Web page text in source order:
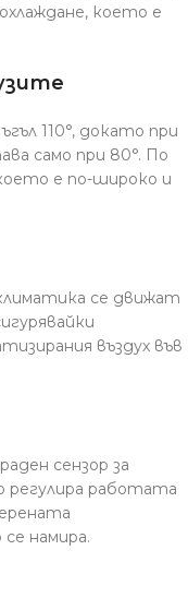
което е
110°, докато при
само при 80°. По
е по-широко и
се движат
въздух във
сензор за
работата
намира.